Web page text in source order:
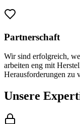
Partnerschaft
Wir sind erfolgreich,
arbeiten eng mit
Herausforderungen zu
Unsere